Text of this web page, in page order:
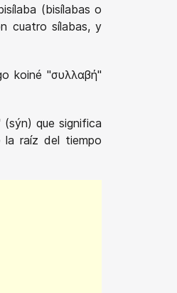
(bisílabas o
cuatro sílabas, y
koiné "συλλαβή"
que significa
la raíz del tiempo